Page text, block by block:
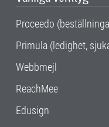
Proceedo
Primula (ledighet,
Webbmejl
ReachMee
Edusign